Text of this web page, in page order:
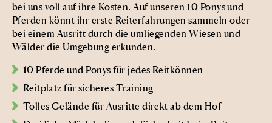
bei uns voll auf ihre Kosten. Auf unseren 10 Ponys und
Pferden könnt ihr erste Reiterfahrungen sammeln oder
bei einem Ausritt durch die umliegenden Wiesen und
Wälder die Umgebung erkunden.
10 Pferde und Ponys für jedes Reitkönnen
Reitplatz für sicheres Training
Tolles Gelände für Ausritte direkt ab dem Hof